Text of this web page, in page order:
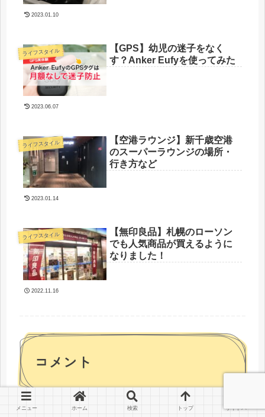
2023.01.10
ライフスタイル
【GPS】幼児の迷子をなく
す？Anker Eufyを使ってみた
2023.06.07
ライフスタイル
【空港ラウンジ】新千歳空港
のスーパーラウンジの場所・
行き方など
2023.01.14
ライフスタイル
【無印良品】札幌のローソン
でも人気商品が買えるように
なりました！
2022.11.16
コメント
メニュー ホーム 検索 トップ サイドバー